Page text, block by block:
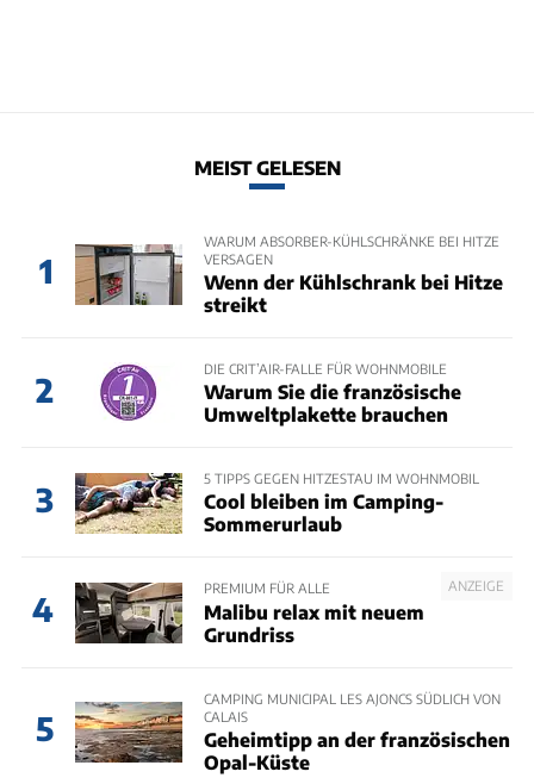
MEIST GELESEN
1
WARUM ABSORBER-KÜHLSCHRÄNKE BEI HITZE
VERSAGEN
Wenn der Kühlschrank bei Hitze
streikt
2
DIE CRIT’AIR-FALLE FÜR WOHNMOBILE
Warum Sie die französische
Umweltplakette brauchen
3
5 TIPPS GEGEN HITZESTAU IM WOHNMOBIL
Cool bleiben im Camping-
Sommerurlaub
4
ANZEIGE
PREMIUM FÜR ALLE
Malibu relax mit neuem
Grundriss
5
CAMPING MUNICIPAL LES AJONCS SÜDLICH VON
CALAIS
Geheimtipp an der französischen
Opal-Küste